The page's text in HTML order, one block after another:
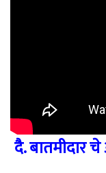
दै. बातमीदार